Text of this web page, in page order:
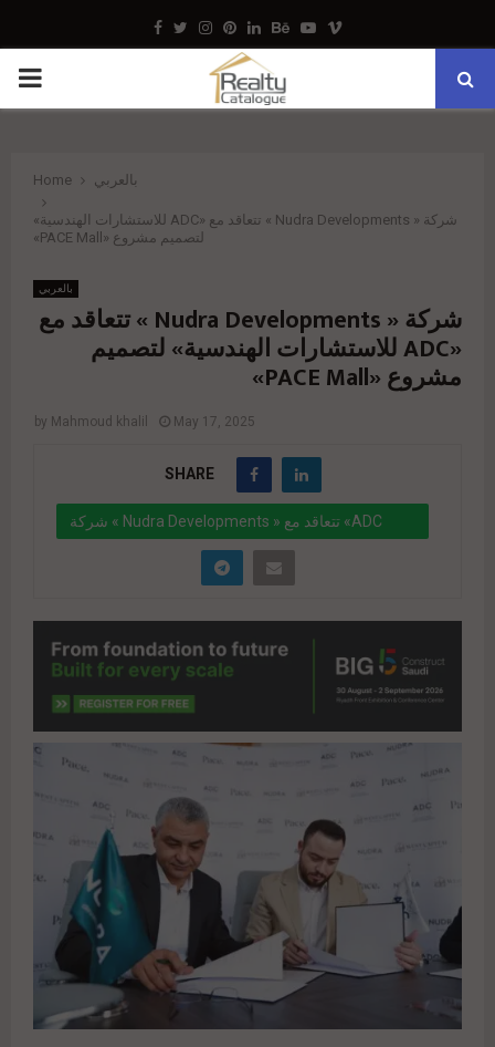
Facebook
TwitterInstagram
Pinterest
LinkedinBehance
Youtube
Vimeo
PRIMARY
Home بالعربي
شركة « Nudra Developments » تتعاقد مع «ADC للاستشارات الهندسية»
لتصميم مشروع «PACE Mall»
بالعربي
شركة « Nudra Developments » تتعاقد مع
«ADC للاستشارات الهندسية» لتصميم
مشروع «PACE Mall»
by Mahmoud khalil May 17, 2025
SHARE
شركة « Nudra Developments » تتعاقد مع «ADC
eg.net/%d8%b4%d8%b1%d9%83%d8%a9-nudra-
developments-
%d8%aa%d8%aa%d8%b9%d8%a7%d9%82%d8%
af-%d9%85%d8%b9-adc-
%d9%84%d9%84%d8%a7%d8%b3%d8%aa%d8%
b4%d8%a7%d8%b1%d8%a7%d8%aa-
%d8%a7%d9%84%d9%87/" href="#">